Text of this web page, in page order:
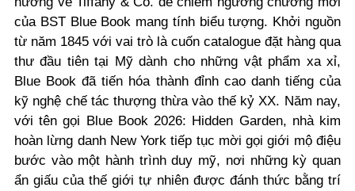
của BST Blue Book mang tính biểu tượng. Khởi nguồn
từ năm 1845 với vai trò là cuốn catalogue đặt hàng qua
thư đầu tiên tại Mỹ dành cho những vật phẩm xa xỉ,
Blue Book đã tiến hóa thành đỉnh cao danh tiếng của
kỹ nghệ chế tác thượng thừa vào thế kỷ XX. Năm nay,
với tên gọi Blue Book 2026: Hidden Garden, nhà kim
hoàn lừng danh New York tiếp tục mời gọi giới mộ điệu
bước vào một hành trình duy mỹ, nơi những kỳ quan
ẩn giấu của thế giới tự nhiên được đánh thức bằng trí